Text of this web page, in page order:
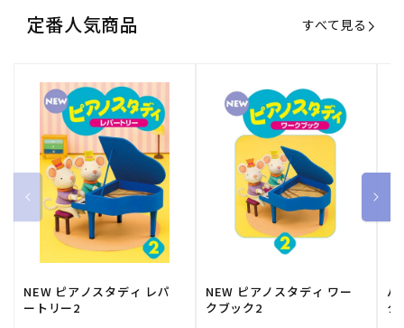
定番人気商品 すべて見る
NEW ピアノスタディ レパ
ートリー2
NEW ピアノスタディ ワー
クブック2
バ
ク